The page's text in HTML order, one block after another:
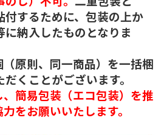
付するために、包装の上か
に納入したものとなりま
原則、同一商品）を一括梱
くことがございます。
簡易包装（エコ包装）を推
をお願いいたします。